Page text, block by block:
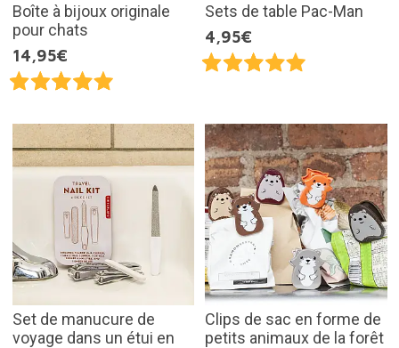
Boîte à bijoux originale
pour chats
14,95€
Sets de table Pac-Man
4,95€
Set de manucure de
voyage dans un étui en
Clips de sac en forme de
petits animaux de la forêt